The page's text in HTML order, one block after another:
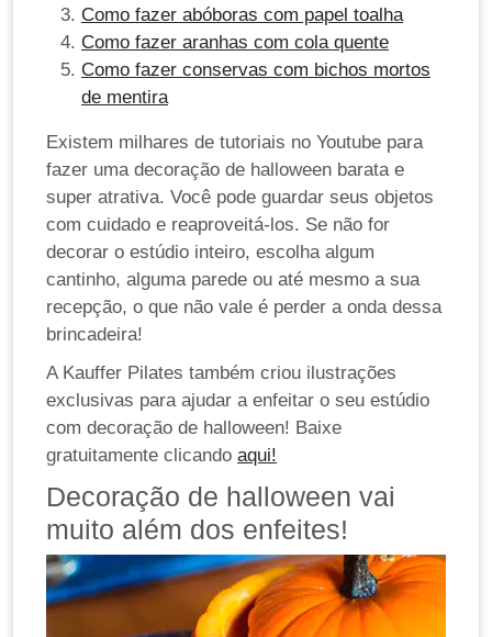
Como fazer abóboras com papel toalha
Como fazer aranhas com cola quente
Como fazer conservas com bichos mortos
de mentira
Existem milhares de tutoriais no Youtube para
fazer uma decoração de halloween barata e
super atrativa. Você pode guardar seus objetos
com cuidado e reaproveitá-los. Se não for
decorar o estúdio inteiro, escolha algum
cantinho, alguma parede ou até mesmo a sua
recepção, o que não vale é perder a onda dessa
brincadeira!
A Kauffer Pilates também criou ilustrações
exclusivas para ajudar a enfeitar o seu estúdio
com decoração de halloween! Baixe
gratuitamente clicando aqui!
Decoração de halloween vai
muito além dos enfeites!